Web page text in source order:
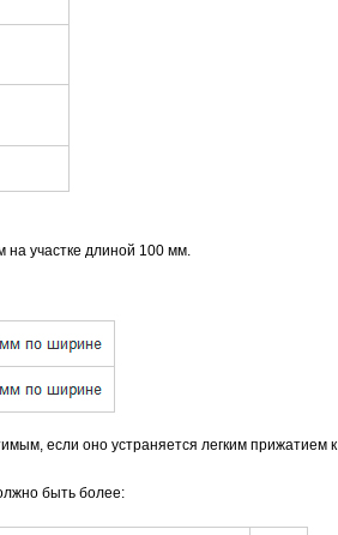
на участке длиной 100 мм.
если оно устраняется легким прижатием к
быть более: